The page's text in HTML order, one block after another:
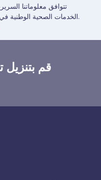
تتوافق معلوماتنا
الخدمات الصحية الوطنية في إرشاداتها لإنشاء محتوى صحي.
قم